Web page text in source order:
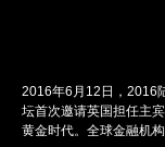
2016年6月12日，2016
坛首次邀请英国担任主
黄金时代。全球金融机